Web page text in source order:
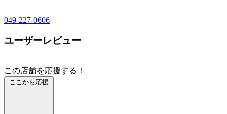
049-227-0606
ユーザーレビュー
この店舗を応援する！
ここから応援